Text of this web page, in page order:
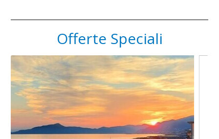
Offerte Speciali